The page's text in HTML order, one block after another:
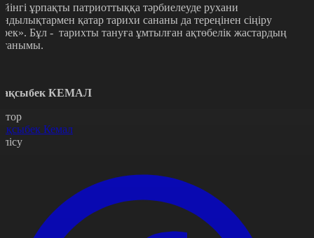
ұрпақты патриоттыққа тәрбиелеуде рухани
қатар тарихи сананы да тереңінен сіңіру
Бұл - тарихты тануға ұмтылған ақтөбелік жастардың
КЕМАЛ
Кемал